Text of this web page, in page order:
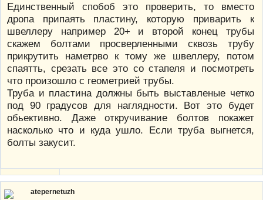
Единственный спобоб это проверить, то вместо
дропа припаять пластину, которую приварить к
швеллеру например 20+ и второй конец трубы
скажем болтами просверленными сквозь трубу
прикрутить наметрво к тому же швеллеру, потом
спаятть, срезать все это со стапеля и посмотреть
что произошло с геометрией трубы.
Труба и пластина должны быть выставленые четко
под 90 градусов для наглядности. Вот это будет
обьективно. Даже откручивание болтов покажет
насколько что и куда ушло. Если труба выгнется,
болты закусит.
atepernetuzh